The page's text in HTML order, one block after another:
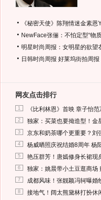
《秘密天使》陈翔情迷金素恩
NewFace张俪：不怕定型“物
明星时尚周报：女明星的欲望
日韩时尚周报 好莱坞街拍周报
网友点击排行
1 《比利林恩》首映 章子怡
2 独家：买菜也要拗造型！金
3 京东和奶茶哪个更重要？刘
4 杨威晒照庆祝结婚8周年 杨
5 艳压群芳！唐嫣修身长裙现
6 独家：姚晨带小土豆逛商场
7 成都风味！张靓颖冯轲曝婚
8 接地气！阔太熊黛林打扮休